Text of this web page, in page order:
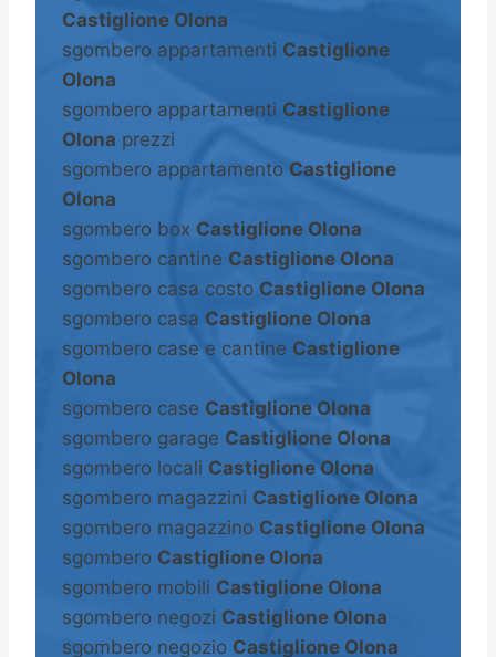
Castiglione Olona
sgombero appartamenti Castiglione
Olona
sgombero appartamenti Castiglione
Olona prezzi
sgombero appartamento Castiglione
Olona
sgombero box Castiglione Olona
sgombero cantine Castiglione Olona
sgombero casa costo Castiglione Olona
sgombero casa Castiglione Olona
sgombero case e cantine Castiglione
Olona
sgombero case Castiglione Olona
sgombero garage Castiglione Olona
sgombero locali Castiglione Olona
sgombero magazzini Castiglione Olona
sgombero magazzino Castiglione Olona
sgombero Castiglione Olona
sgombero mobili Castiglione Olona
sgombero negozi Castiglione Olona
sgombero negozio Castiglione Olona